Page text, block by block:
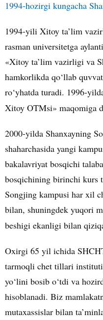
1994-hozirgi kungacha
1994-yili Xitoy ta’lim
rasman universitetga
«Xitoy ta’lim vazirligi va
hamkorlikda qo‘llab
ro‘yhatda turadi. 1996-
Xitoy OTMsi» maqomiga
2000-yilda Shanxayning
shaharchasida yangi
bakalavriyat bosqichi
bosqichining birinchi kurs
Songjing kampusi har xil
bilan, shuningdek yuqori
beshigi ekanligi bilan
Oxirgi 65 yil ichida
tarmoqli chet tillari
yo‘lini bosib o‘tdi va
hisoblanadi. Biz
mutaxassislar bilan